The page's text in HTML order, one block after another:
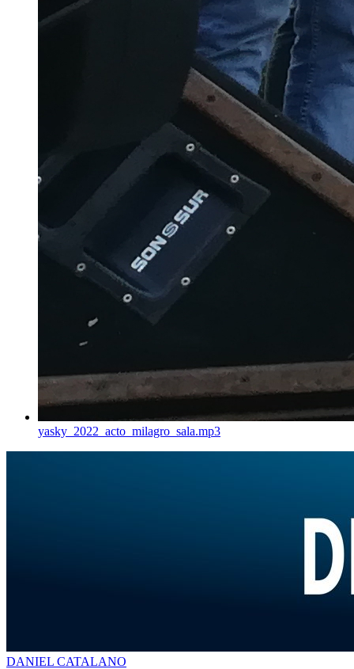
yasky_2022_acto_milagro_sala.mp3
DANIEL CATALANO